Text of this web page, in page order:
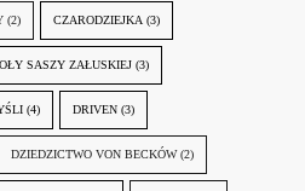
(2) CZARODZIEJKA (3)
SASZY ZAŁUSKIEJ (3)
(4) DRIVEN (3)
DZIEDZICTWO VON BECKÓW (2)